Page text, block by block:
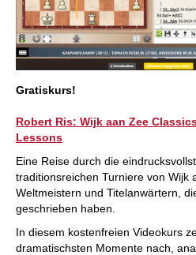
Gratiskurs!
Robert Ris: Wijk aan Zee
Lessons
Eine Reise durch die
traditionsreichen Turniere von Wijk
Weltmeistern und Titelanwärtern,
geschrieben haben.
In diesem kostenfreien Videokurs
dramatischsten Momente nach,